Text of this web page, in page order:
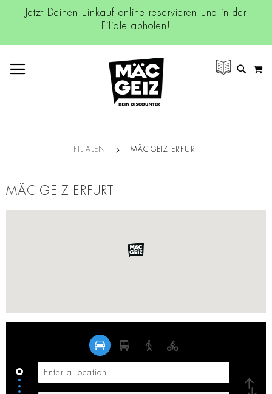
Jetzt Deinen Einkauf online reservieren und in der
Filiale abholen!
SUCHE
FILIALEN MÄC-GEIZ ERFURT
MÄC-GEIZ ERFURT